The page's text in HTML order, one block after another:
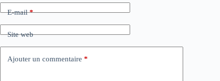
E-mail*
Site web
Ajouter un commentaire *